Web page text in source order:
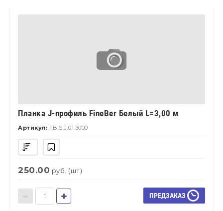
Планка J-профиль FineBer Белый L=3,00 м
Артикул: FB.S.J.01.3000
250.00 руб. (шт)
ПРЕДЗАКАЗ